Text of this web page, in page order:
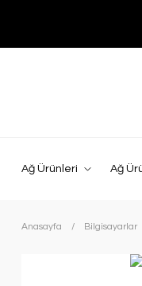
Ağ Ürünleri Ağ
Anasayfa Bilgisayarlar